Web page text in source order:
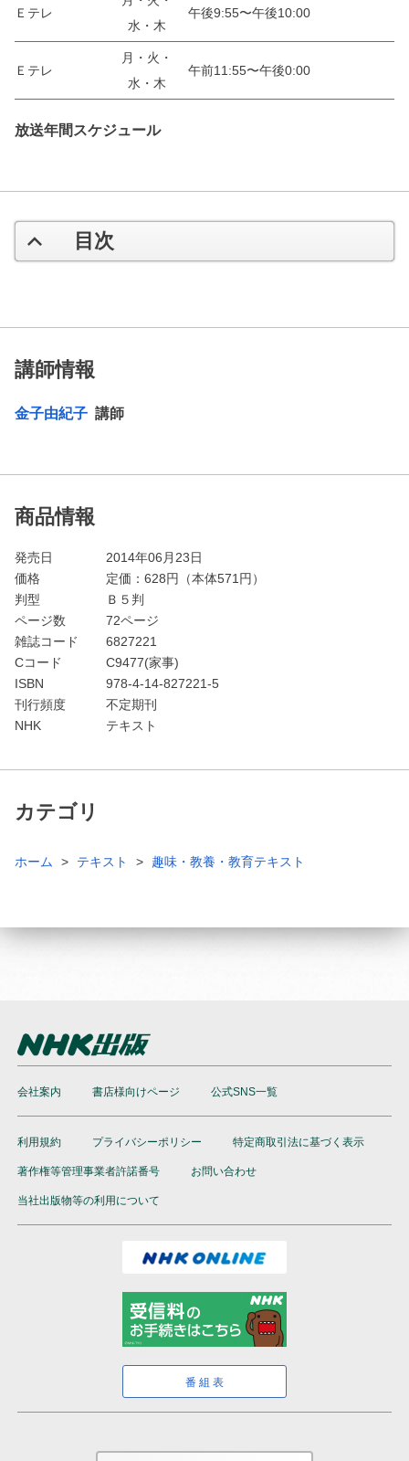
Ｅテレ
水・木
午後9:55〜午後10:00
Ｅテレ
月・火・
水・木
午前11:55〜午後0:00
放送年間スケジュール
目次
講師情報
金子由紀子 講師
商品情報
発売日
2014年06月23日
価格
定価： 628円（本体571円）
判型
Ｂ５判
ページ数
72ページ
雑誌コード
6827221
Cコード
C9477(家事)
ISBN
978-4-14-827221-5
刊行頻度
不定期刊
NHK
テキスト
カテゴリ
ホーム テキスト 趣味・教養・教育テキスト
会社案内 書店様向けページ 公式SNS一覧
利用規約 プライバシーポリシー 特定商取引法に基づく表示
著作権等管理事業者許諾番号 お問い合わせ
当社出版物等の利用について
番組表